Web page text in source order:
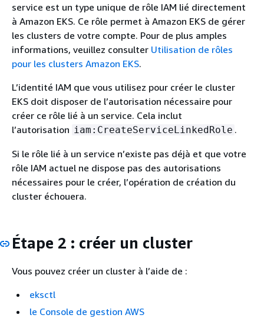
service est un type unique de rôle IAM lié directement
à Amazon EKS. Ce rôle permet à Amazon EKS de gérer
les clusters de votre compte. Pour de plus amples
informations, veuillez consulter Utilisation de rôles
pour les clusters Amazon EKS.
L’identité IAM que vous utilisez pour créer le cluster
EKS doit disposer de l’autorisation nécessaire pour
créer ce rôle lié à un service. Cela inclut
l’autorisation iam:CreateServiceLinkedRole .
Si le rôle lié à un service n’existe pas déjà et que votre
rôle IAM actuel ne dispose pas des autorisations
nécessaires pour le créer, l’opération de création du
cluster échouera.
Étape 2 : créer un cluster
Vous pouvez créer un cluster à l’aide de :
eksctl
le Console de gestion AWS